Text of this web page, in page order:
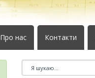
Про нас Контакти